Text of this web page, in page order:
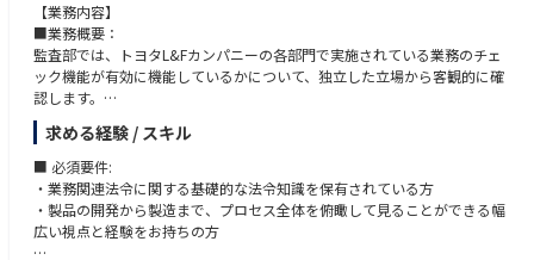
【業務内容】
■業務概要：
監査部では、トヨタL&Fカンパニーの各部門で実施されている業務のチェ
ック機能が有効に機能しているかについて、独立した立場から客観的に確
認します。
確認の過程で明らかになった弱点等については、個別事象にとどまらず、
背景や構造まで踏み込んで分析し、真因を特定することで、カンパニー全
体のしくみ・プロセス改善へとつなげていきます。
■具体的な仕事内容：
トヨタL&Fカンパニーでは、事業活動の健全性維持と改善活動の提言を目
的とした、独自の「LF特別監査」を実施しています。この監査では、特に
求める経験 / スキル
■ 必須要件:
・業務関連法令に関する基礎的な法令知識を保有されている方
・製品の開発から製造まで、プロセス全体を俯瞰して見ることができる幅
広い視点と経験をお持ちの方